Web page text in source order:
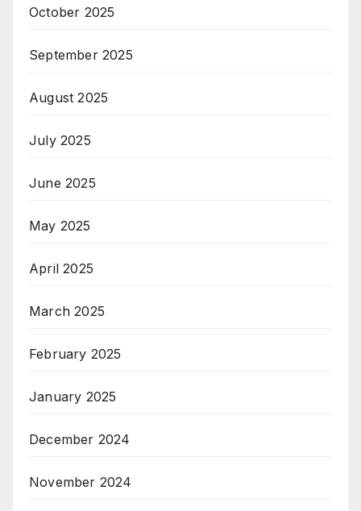
October 2025
September 2025
August 2025
July 2025
June 2025
May 2025
April 2025
March 2025
February 2025
January 2025
December 2024
November 2024